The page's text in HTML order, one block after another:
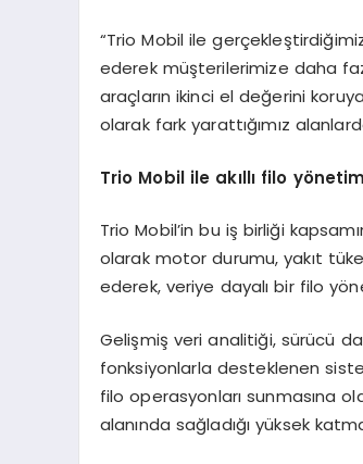
“Trio Mobil ile
ederek müşterilerimize daha
araçların ikinci el değerini
olarak fark yarattığımız
Trio Mobil ile akıllı filo yö
Trio Mobil’in bu iş birliği
olarak motor durumu, yakıt
ederek, veriye dayalı bir filo
Gelişmiş veri analitiği, sürücü
fonksiyonlarla desteklenen
filo operasyonları sunmasına
alanında sağladığı yüksek